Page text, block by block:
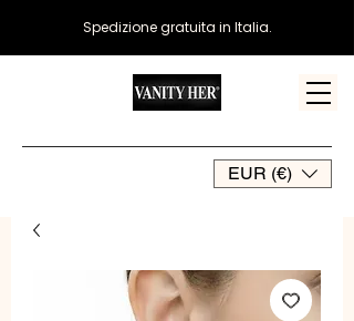
EUR (€)
Spedizione gratuita in Italia.